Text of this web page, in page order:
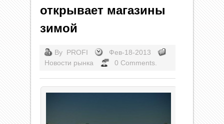
открывает магазины
зимой
By PROFI
Фев-18-2013
Новости рынка
0 Comments.